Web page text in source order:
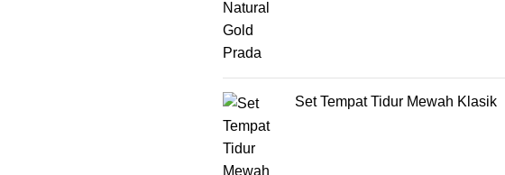
Set Tempat Tidur Mewah Klasik